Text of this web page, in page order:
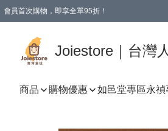
會員首次購物，即享全單95折！
Joiestore｜台灣
商品 購物優惠 如邑堂專區永禎